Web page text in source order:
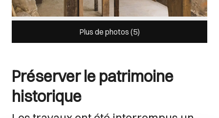
Plus de photos (5)
Préserver le patrimoine
historique